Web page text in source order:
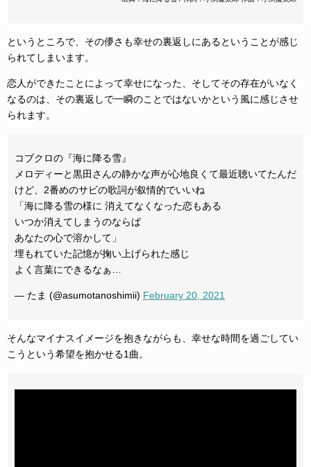
というところで、その儚さも幸せの裏返しにあるということが感じ
られてしまいます。
恋人ができたことによって幸せになった、そしてその存在がいなく
なるのは、その裏返しで一瞬のことではないかという風に感じさせ
られます。
コブクロの『海に降る雪』
メロディーと黒田さんの静かな声が心地良くて最近聴いてたんだ
けど、2番めのサビの歌詞が叙情的でいいね
「海に降る雪の様に 消えてなくなった恋もある
いつか消えてしまうのならば
あなたの心で溶かして」
埋もれていた記憶が掬い上げられた感じ
よく言葉にできるなぁ…
— たま (@asumotanoshimii) February 20, 2021
そんなマイナスイメージを抱きながらも、幸せな時間を過ごしてい
こうという希望を抱かせる1曲。